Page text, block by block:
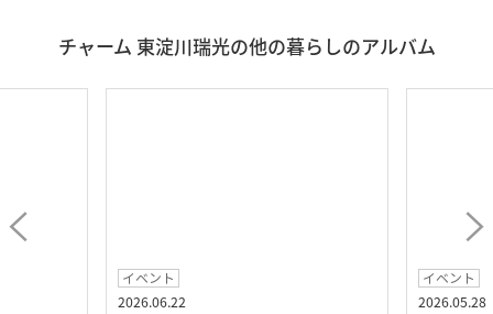
チャーム 東淀川瑞光の他の暮らしのアルバム
イベント
2026.06.22
イベント
2026.05.28